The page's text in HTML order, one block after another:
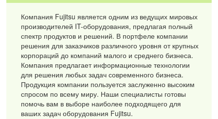
Компания Fujitsu является одним из ведущих мировых
производителей IT-оборудования, предлагая полный
спектр продуктов и решений. В портфеле компании
решения для заказчиков различного уровня от крупных
корпораций до компаний малого и среднего бизнеса.
Компания предлагает информационные технологии
для решения любых задач современного бизнеса.
Продукция компании пользуется заслуженно высоким
спросом по всему миру. Наши специалисты готовы
помочь вам в выборе наиболее подходящего для
ваших задач оборудования Fujitsu.